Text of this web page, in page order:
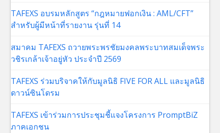
TAFEXS อบรมหลักสูตร “กฎหมายฟอกเงิน : AML/CFT”
สำหรับผู้มีหน้าที่รายงาน รุ่นที่ 14
สมาคม TAFEXS ถวายพระพรชัยมงคลพระบาทสมเด็จพระ
วชิรเกล้าเจ้าอยู่หัว ประจำปี 2569
TAFEXS ร่วมบริจาคให้กับมูลนิธิ FIVE FOR ALL และมูลนิธิ
ดาวน์ซินโดรม
TAFEXS เข้าร่วมการประชุมชี้แจงโครงการ PromptBiZ
ภาคเอกชน